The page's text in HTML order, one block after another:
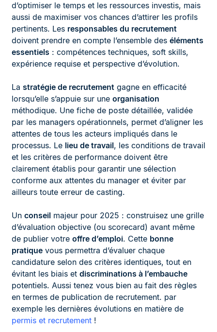
d’optimiser le temps et les ressources investis, mais
aussi de maximiser vos chances d’attirer les profils
pertinents. Les responsables du recrutement
doivent prendre en compte l’ensemble des éléments
essentiels : compétences techniques, soft skills,
expérience requise et perspective d’évolution.
La stratégie de recrutement gagne en efficacité
lorsqu’elle s’appuie sur une organisation
méthodique. Une fiche de poste détaillée, validée
par les managers opérationnels, permet d’aligner les
attentes de tous les acteurs impliqués dans le
processus. Le lieu de travail, les conditions de travail
et les critères de performance doivent être
clairement établis pour garantir une sélection
conforme aux attentes du manager et éviter par
ailleurs toute erreur de casting.
Un conseil majeur pour 2025 : construisez une grille
d’évaluation objective (ou scorecard) avant même
de publier votre offre d’emploi. Cette bonne
pratique vous permettra d’évaluer chaque
candidature selon des critères identiques, tout en
évitant les biais et discriminations à l’embauche
potentiels. Aussi tenez vous bien au fait des règles
en termes de publication de recrutement. par
exemple les dernières évolutions en matière de
permis et recrutement !